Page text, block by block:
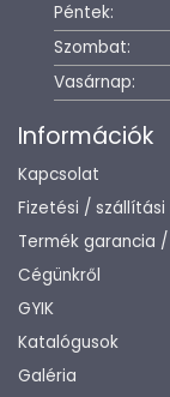
Péntek:
Szombat:
Vasárnap:
Információk
Kapcsolat
Fizetési /
Termék garancia
Cégünkről
GYIK
Katalógusok
Galéria